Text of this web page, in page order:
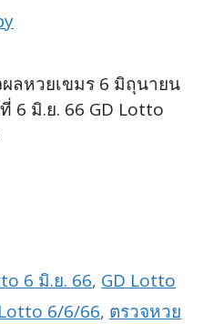
ผลหวยเขมร 6 มิถุนายน
6 มิ.ย. 66 GD Lotto
6 มิ.ย. 66, GD Lotto
6/6/66, ตรวจหวย